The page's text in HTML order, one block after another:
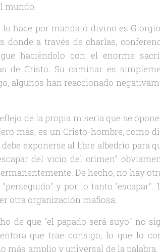
mundo.
lo hace por mandato divino es
donde a través de charlas,
haciéndolo con el enorme
de Cristo. Su caminar es
algunos han reaccionado
de la propia miseria que se
más, es un Cristo-hombre, como
exponerse al libre albedrío para
del vicio del crimen"
De hecho, no hay
y por lo tanto
otra organización mafiosa.
de que "el papado será suyo" no
que trae consigo, lo que lo
más amplio y universal de la